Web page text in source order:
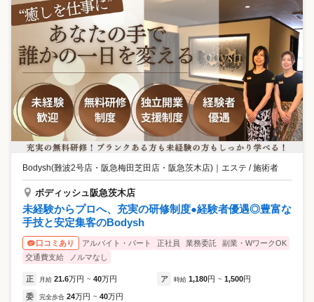
Bodysh(難波2号店・阪急梅田芝田店・阪急茨木店) エステ / 施術者
ボディッシュ阪急茨木店
未経験からプロへ、充実の研修制度●経験者優遇◎豊富な
手技と安定集客のBodysh
口コミあり アルバイト・パート 正社員 業務委託
副業・WワークOK
交通費支給
ノルマなし
正 月給 21.6万円 ~ 40万円 ア 時給 1,180円 ~ 1,500円
委 完全歩合 24万円 ~ 40万円